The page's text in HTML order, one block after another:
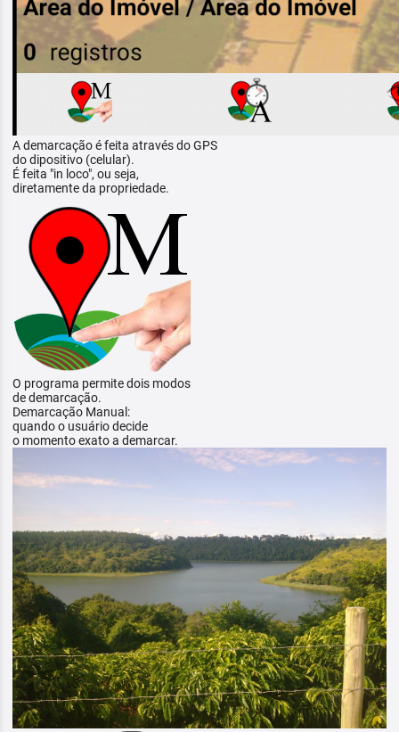
A demarcação é feita através do GPS
do dipositivo (celular).
É feita "in loco", ou seja,
diretamente da propriedade.
O programa permite dois modos
de demarcação.
Demarcação Manual:
quando o usuário decide
o momento exato a demarcar.